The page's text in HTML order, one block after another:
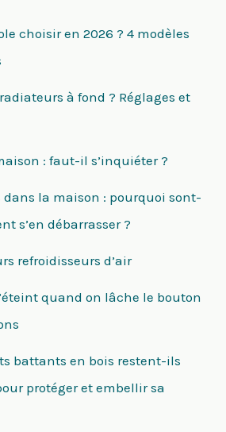
choisir en 2026 ? 4 modèles
à fond ? Réglages et
: faut-il s’inquiéter ?
dans la maison : pourquoi sont-
s’en débarrasser ?
refroidisseurs d’air
quand on lâche le bouton
battants en bois restent-ils
protéger et embellir sa